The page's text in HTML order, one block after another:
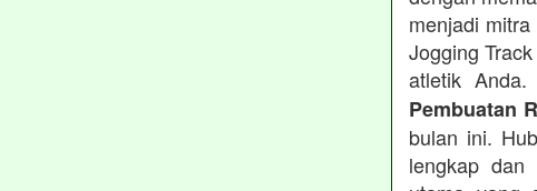
menjadi
Jogging
atletik Anda.
Pembuatan
bulan ini.
lengkap dan